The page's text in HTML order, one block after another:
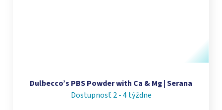
Dulbecco’s PBS Powder with Ca & Mg | Serana
Dostupnosť 2 - 4 týždne